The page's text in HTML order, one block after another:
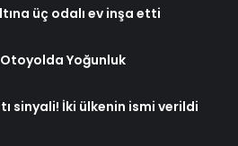
üç odalı ev inşa etti
Yoğunluk
sinyali! İki ülkenin ismi verildi